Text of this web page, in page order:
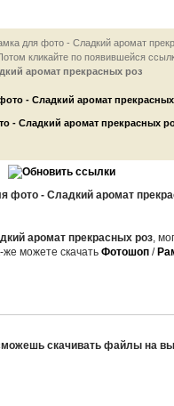
для фото - Сладкий аромат
кликайте по появившейся
аромат прекрасных роз
фото - Сладкий аромат
аромат прекрасных роз,
можете скачать Фотошоп /
скачивать файлы на